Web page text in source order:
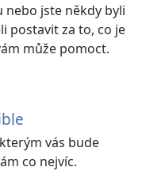
nebo jste někdy byli
postavit za to, co je
může pomoct.
vás bude
co nejvíc.